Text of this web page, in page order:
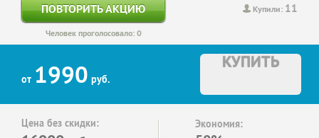
Купили: 11
ПОВТОРИТЬ АКЦИЮ
Человек проголосовало: 0
от 1990 руб.
КУПИТЬ
Цена без скидки: Экономия: